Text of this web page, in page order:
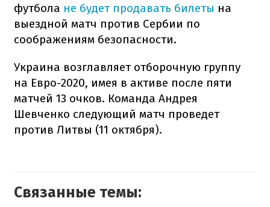
футбола не будет продавать билеты на
выездной матч против Сербии по
соображениям безопасности.
Украина возглавляет отборочную группу
на Евро-2020, имея в активе после пяти
матчей 13 очков. Команда Андрея
Шевченко следующий матч проведет
против Литвы (11 октября).
Связанные темы: